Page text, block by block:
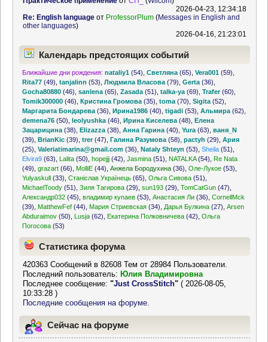
2026-04-23, 12:34:18
Re: English languageот ProfessorPlum(Messages in English and
other languages)
2026-04-16, 21:23:01
Календарь предстоящих событий
Ближайшие дни рождения: nataliy1 (54) ,Светляна (65) ,Vera001 (59)
Rita77 (49) ,tanjalinn (53) ,Людмила Власова (79) ,Gerta (36)
Gocha80880 (46) ,sanlena (65) ,Zasada (51) ,talka-ya (69) ,Trafer(60)
Tomik300000 (46) ,Кристина Громова (35) ,toma (70) ,Sigita (52)
Маргарита Бондарева (36) ,Ирина1986 (40) ,tigadi (53) ,Альмира (62)
demena76 (50) ,leolyushka (46) ,Ирина Киселева (48) ,Елена
Зацарицина (38) ,Elizazza (38) ,Анна Гарина (40) ,Yura (63) ,ваня_N
(39) ,BrianKic (39) ,trer(47) ,Галина Разумова (58) ,pactyh (29) ,Ария
(25) ,Valeriatimarina@gmail.com (36) ,Nataly Shteyn (53) ,Sheila (51)
Elvira9 (63) Lalita (50) ,hopejjj (42) ,Jasmina (51) NATALKA(54)
Re Nata
(49) ,grazart (66) MolliE (44) ,Анжела Бородухина (36) ,Оле-Лукое (53)
Yulyaskull (33) ,Станіслав Українець (65) ,Ольга Сивова (51)
MichaelToody (51) ,Зиля Тагирова (29) ,sun193 (29) ,TomCatGun (47)
Александр032 (45) ,владимир купаев (53) ,Анастасия Ли (36) ,CornellMck
(39)
MatthewFef (44) Мария Стриевская (34) Дарья Булкина (27) ,Arsen
Abduraimov (50) Lusja (62) Екатерина Полковничева (42) ,Ольга
Погосова (53)
Статистика форума
420363 Сообщений в 82608 Тем от 28984 Пользователи.
Последний пользователь: Юлия Владимировна
Последнее сообщение:"Just CrossStitch" ( 2026-08-05,
10:33:28 )
Последние сообщения на форуме.
Сейчас на форуме